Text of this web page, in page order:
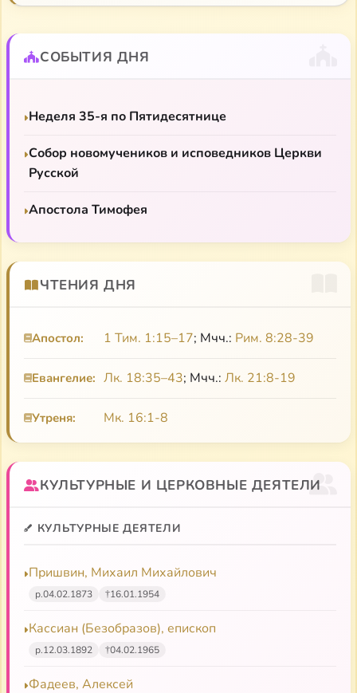
главным его достижением стали дневники —
описание первой половины XX в.
О Пришвине в «Библейском сюжете»
СОБЫТИЯ ДНЯ
Неделя 35-я по Пятидесятнице
Собор новомучеников и исповедников Церкви
Русской
Апостола Тимофея
ЧТЕНИЯ ДНЯ
Апостол: 1 Тим. 1:15–17; Мчч.: Рим. 8:28-39
Евангелие: Лк. 18:35–43; Мчч.: Лк. 21:8-19
Утреня: Мк. 16:1-8
КУЛЬТУРНЫЕ И ЦЕРКОВНЫЕ ДЕЯТЕЛИ
КУЛЬТУРНЫЕ ДЕЯТЕЛИ
Пришвин, Михаил Михайлович
р.04.02.1873 †16.01.1954
Кассиан (Безобразов), епископ
р.12.03.1892 †04.02.1965
Фадеев, Алексей